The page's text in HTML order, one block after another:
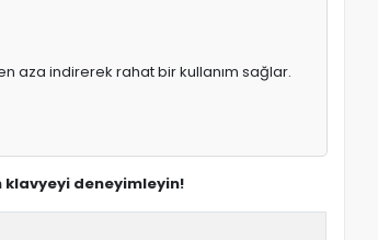
aza indirerek rahat bir kullanım sağlar.
klavyeyi deneyimleyin!